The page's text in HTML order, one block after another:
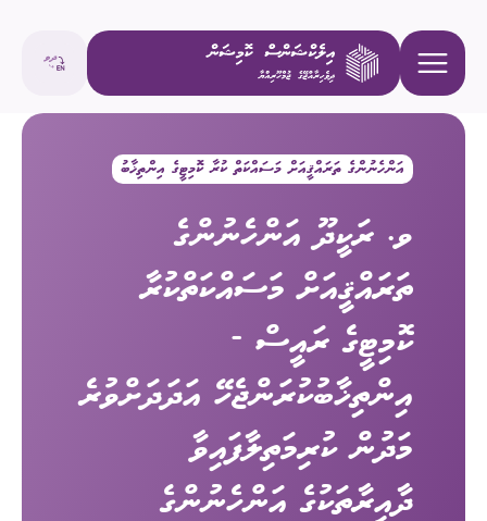
އަންހެނުންގެ ތަރައްޤީއަށް މަސައްކަތް ކުރާ ކޮމިޓީގެ އިންތިޚާބު
ވ. ރަކީދޫ އަންހެނުންގެ
ތަރައްޤީއަށް މަސައްކަތްކުރާ
ކޮމިޓީގެ ރައީސް -
އިންތިޚާބުކުރަންޖެހޭ އަދަދަށްވުރެ
މަދުން ކުރިމަތިލާފައިވާ
ދާއިރާތަކުގެ އަންހެނުންގެ